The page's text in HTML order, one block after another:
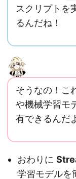
スクリプトを
るんだね！
そうなの！こ
や機械学習モ
有できるんだ
おわりに
学習モデルを